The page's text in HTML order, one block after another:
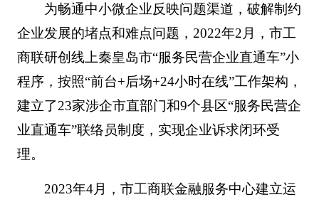
为畅通中小微企业反映问题渠道，破解制约
企业发展的堵点和难点问题，2022年2月，市工
商联研创线上秦皇岛市“服务民营企业直通车”小
程序，按照“前台+后场+24小时在线”工作架构，
建立了23家涉企市直部门和9个县区“服务民营企
业直通车”联络员制度，实现企业诉求闭环受
理。
2023年4月，市工商联金融服务中心建立运